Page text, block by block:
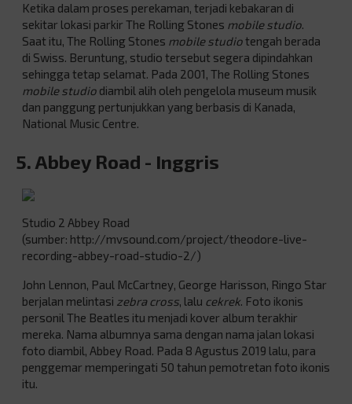
Ketika dalam proses perekaman, terjadi kebakaran di
sekitar lokasi parkir The Rolling Stones mobile studio.
Saat itu, The Rolling Stones mobile studiotengah berada
di Swiss. Beruntung, studio tersebut segera dipindahkan
sehingga tetap selamat. Pada 2001, The Rolling Stones
mobile studio diambil alih oleh pengelola museum musik
dan panggung pertunjukkan yang berbasis di Kanada,
National Music Centre.
5. Abbey Road - Inggris
Studio 2 Abbey Road
(sumber: http://mvsound.com/project/theodore-live-
recording-abbey-road-studio-2/)
John Lennon, Paul McCartney, George Harisson, Ringo Star
berjalan melintasi zebra cross, lalu cekrek. Foto ikonis
personil The Beatles itu menjadi kover album terakhir
mereka. Nama albumnya sama dengan nama jalan lokasi
foto diambil, Abbey Road. Pada 8 Agustus 2019 lalu, para
penggemar memperingati 50 tahun pemotretan foto ikonis
itu.